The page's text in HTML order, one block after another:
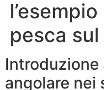
pesca
Introduzione
angolare nei